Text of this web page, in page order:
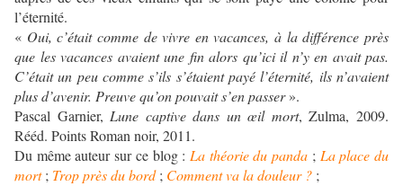
l’éternité.
« Oui, c’était comme de vivre en vacances, à la différence près
que les vacances avaient une fin alors qu’ici il n’y en avait pas.
C’était un peu comme s’ils s’étaient payé l’éternité, ils n’avaient
plus d’avenir. Preuve qu’on pouvait s’en passer».
Pascal Garnier, Lune captive dans un œil mort, Zulma, 2009.
Rééd. Points Roman noir, 2011.
Du même auteur sur ce blog : La théorie du panda ; La place du
mort; Trop près du bord; Comment va la douleur ? ;